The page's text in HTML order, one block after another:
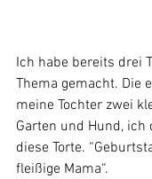
Ich habe bereits drei
Thema gemacht. Die
meine Tochter zwei
Garten und Hund, ich
diese Torte.
fleißige Mama“.